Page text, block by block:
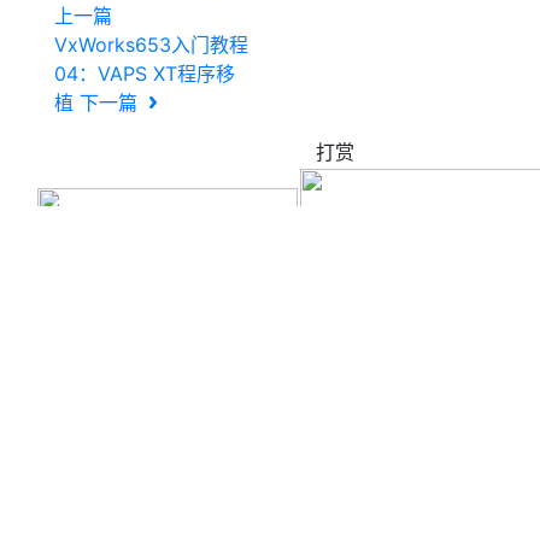
上一篇
VxWorks653入门教程
04：VAPS XT程序移
植 下一篇
打赏